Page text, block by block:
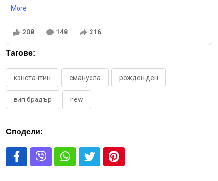
More
208 148 316
Тагове:
константин емануела рожден ден
вип брадър new
Сподели: